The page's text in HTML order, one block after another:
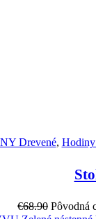
Drevené, Hodiny
€68.90 Pôvodná